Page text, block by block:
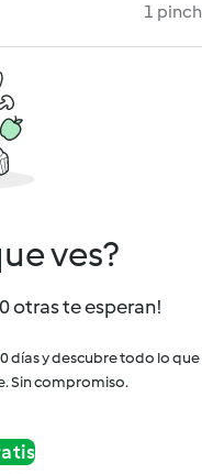
1 pinch
ves?
otras te esperan!
días y descubre todo lo que
Sin compromiso.